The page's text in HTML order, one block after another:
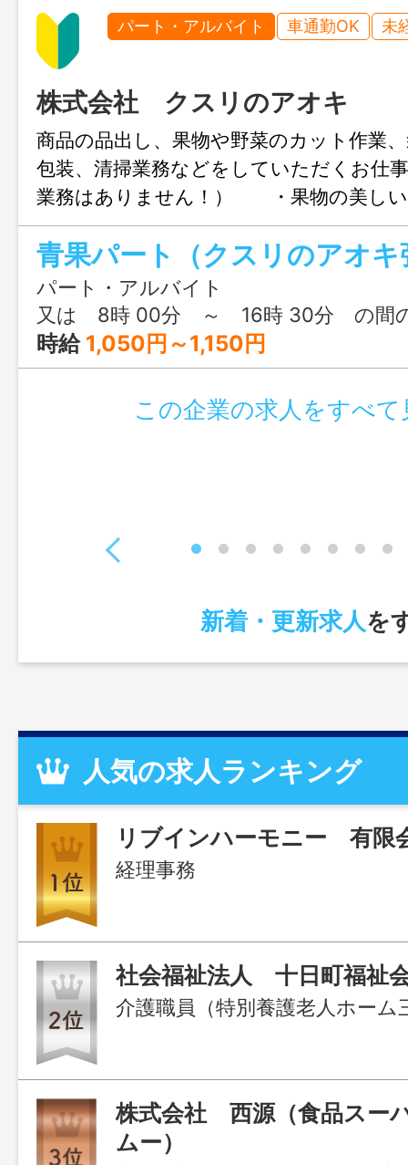
パート・アルバイト 車通勤OK 未
株式会社 クスリのアオキ
商品の品出し、果物や野菜のカット作業
包装、清掃業務などをしていただくお仕
業務はありません！） ・果物の美しい
どを覚えると、プライベートでも活か
スタッフが優しく教えてくれます！未
範囲：変更あり（社内規定により、勤務
内容の変更の可能性がある。勤務地の変
人の事情を考慮する。）
青果パート（クスリのアオキ
パート・アルバイト
又は 8時 00分 ～ 16時 30分 の間
時給 1,050円～1,150円
この企業の求人をすべて
新着・更新求人を
人気の求人ランキング
リブインハーモニー 有限
経理事務
社会福祉法人 十日町福祉
株式会社 西源（食品スー
ムー）